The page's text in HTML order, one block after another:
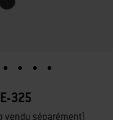
325
vendu séparément)